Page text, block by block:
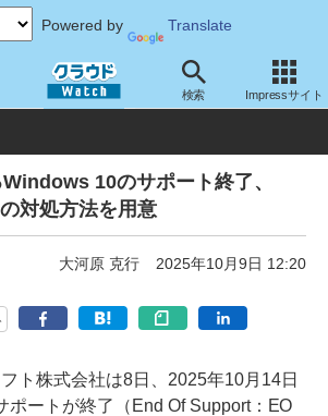
Powered by Translate
検索 Impressサイト
ク 業界動向
10のサポート終了、
対処方法を用意
大河原 克行 2025年10月9日 12:20
ト株式会社は8日、2025年10月14日
ポートが終了（End Of Support：EO